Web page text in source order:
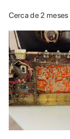
Cerca de 2